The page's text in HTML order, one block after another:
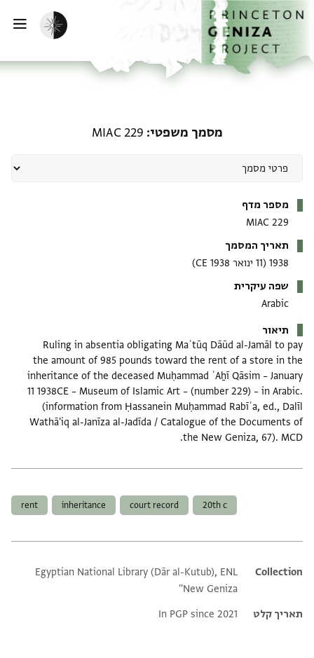
דילוג לתוכן
דף הבית
הפעלת מצב כהה
מסמך משפטי MIAC 229
מספר מדף
MIAC 229
תאריך המסמך
1938 (11 ינואר 1938 CE)
שפה עיקרית
Arabic
תיאור
Ruling in absentia obligating Maʿtūq Dāūd al-Jamāl to pay
the amount of 985 pounds toward the rent of a store in the
inheritance of the deceased Muḥammad ʾAẖī Qāsim – January
11 1938CE – Museum of Islamic Art – (number 229) – in Arabic.
(information from Ḥassanein Muḥammad Rabīʿa, ed., Dalīl
Wathā'iq al-Janīza al-Jadīda / Catalogue of the Documents of
the New Geniza, 67). MCD.
20th c
court record
inheritance
rent
Additional metadata
Collection
Egyptian National Library (Dār al-Kutub), ENL
'New Geniza'
תאריך קלט
In PGP since 2021